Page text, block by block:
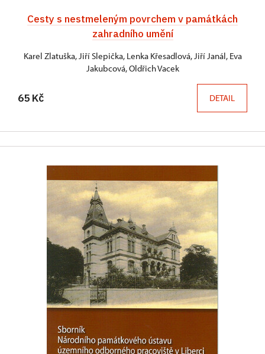
Cesty s nestmeleným povrchem v památkách
zahradního umění
Karel Zlatuška, Jiří Slepička, Lenka Křesadlová, Jiří Janál, Eva
Jakubcová, Oldřich Vacek
65 Kč DETAIL